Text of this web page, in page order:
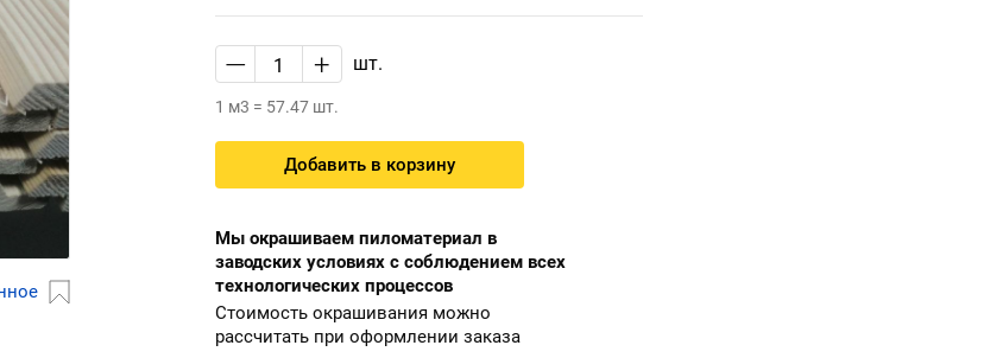
— + шт.
1 м3 = 57.47 шт.
Добавить в корзину
Мы окрашиваем пиломатериал в
заводских условиях с соблюдением всех
технологических процессов
Стоимость окрашивания можно
рассчитать при оформлении заказа